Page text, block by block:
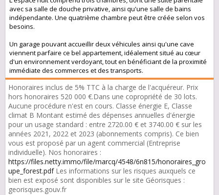
avec sa salle de douche privative, ainsi qu'une salle de bains
indépendante. Une quatrième chambre peut être créée selon vos
besoins.
Un garage pouvant accueillir deux véhicules ainsi qu'une cave
viennent parfaire ce bel appartement, idéalement situé au cœur
d'un environnement verdoyant, tout en bénéficiant de la proximité
immédiate des commerces et des transports.
Honoraires inclus de 5% TTC à la charge de l'acquéreur. Prix
hors honoraires 520 000 €.Dans une copropriété de 30 lots.
Aucune procédure n'est en cours. Classe énergie E, Classe
climat B Montant estimé des dépenses annuelles d'énergie
pour un usage standard : entre 2720.00 € et 3740.00 € sur les
années 2021, 2022 et 2023 (abonnements compris). Ce bien
vous est proposé par un agent commercial (Entreprise
individuelle). Nos honoraires :
https://files.netty.immo/file/marcq/4548/6n815/honoraires_gro
upe_forest.pdfLes informations sur les risques auxquels ce
bien est exposé sont disponibles sur le site Géorisques :
georisques.gouv.fr